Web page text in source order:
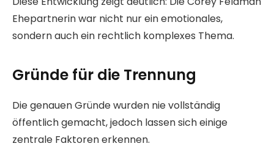
Ehepartnerin war nicht nur ein emotionales,
sondern auch ein rechtlich komplexes Thema.
Gründe für die Trennung
Die genauen Gründe wurden nie vollständig
öffentlich gemacht, jedoch lassen sich einige
zentrale Faktoren erkennen.